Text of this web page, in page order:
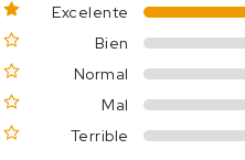
Excelente
Bien
Normal
Mal
Terrible